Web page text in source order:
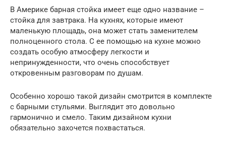
В Америке барная стойка имеет еще одно название –
стойка для завтрака. На кухнях, которые имеют
маленькую площадь, она может стать заменителем
полноценного стола. С ее помощью на кухне можно
создать особую атмосферу легкости и
непринужденности, что очень способствует
откровенным разговорам по душам.
Особенно хорошо такой дизайн смотрится в комплекте
с барными стульями. Выглядит это довольно
гармонично и смело. Таким дизайном кухни
обязательно захочется похвастаться.